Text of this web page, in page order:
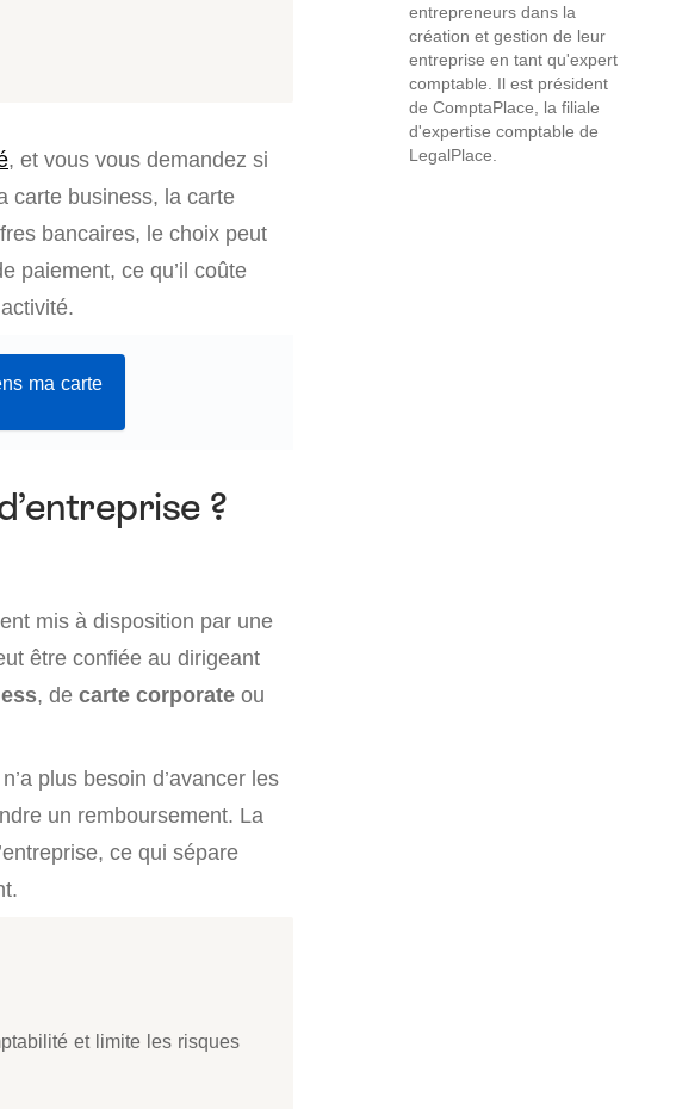
, et vous vous demandez si
carte business, la carte
bancaires, le choix peut
paiement, ce qu’il coûte
ma carte
?
mis à disposition par une
être confiée au dirigeant
, de carte corporate ou
plus besoin d’avancer les
un remboursement. La
ce qui sépare
et limite les risques
entrepreneurs dans la
création et gestion de leur
entreprise en tant qu'expert
comptable. Il est président
de ComptaPlace, la filiale
d'expertise comptable de
LegalPlace.